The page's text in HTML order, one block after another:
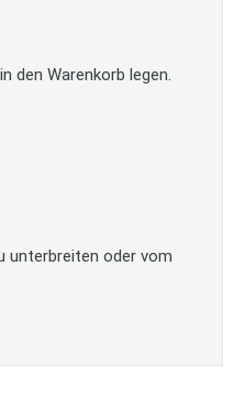
Warenkorb legen.
unterbreiten oder vom